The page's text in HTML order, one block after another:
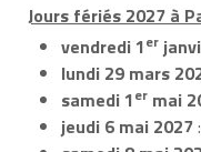
Jours fériés 2027 à
vendredi 1er
lundi 29 mars
samedi 1er mai
jeudi 6 mai 2027